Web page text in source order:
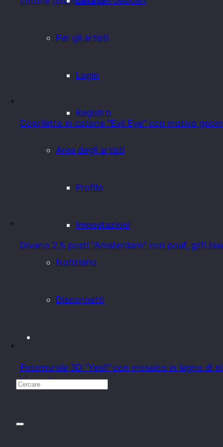
Per gli artisti
Login
Registro
Area degli artisti
Profilo
Impostazioni
Notiziario
Disconnetti
Copriletto in cotone "Evil Eye" con motivo
Divano 2,5 posti "Amsterdam" con pouf, glifi
Fotomurale 3D "Yesil" con mosaico in legno di
bianco)